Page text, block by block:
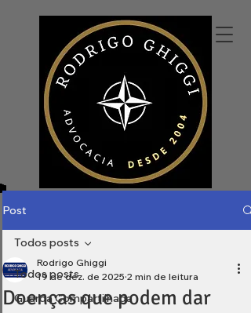
Post
Todos posts
Guarda Compartilhada
Todos posts
Doenças que podem dar
Rodrigo Ghiggi
19 de dez. de 2025 2 min de leitura